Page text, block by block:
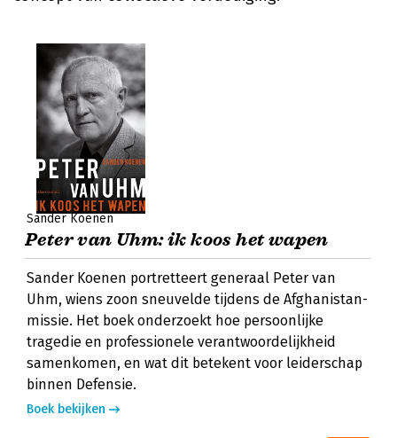
Sander Koenen
Peter van Uhm: ik koos het wapen
Sander Koenen portretteert generaal Peter van
Uhm, wiens zoon sneuvelde tijdens de Afghanistan-
missie. Het boek onderzoekt hoe persoonlijke
tragedie en professionele verantwoordelijkheid
samenkomen, en wat dit betekent voor leiderschap
binnen Defensie.
Boek bekijken